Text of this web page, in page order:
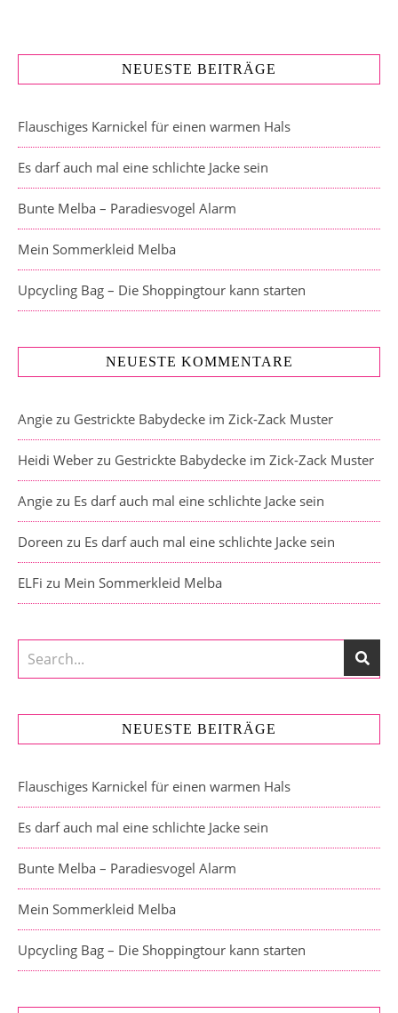
NEUESTE BEITRÄGE
Flauschiges Karnickel für einen warmen Hals
Es darf auch mal eine schlichte Jacke sein
Bunte Melba – Paradiesvogel Alarm
Mein Sommerkleid Melba
Upcycling Bag – Die Shoppingtour kann starten
NEUESTE KOMMENTARE
Angie zu Gestrickte Babydecke im Zick-Zack Muster
Heidi Weber zu Gestrickte Babydecke im Zick-Zack Muster
Angie zu Es darf auch mal eine schlichte Jacke sein
Doreen zu Es darf auch mal eine schlichte Jacke sein
ELFi zu Mein Sommerkleid Melba
NEUESTE BEITRÄGE
Flauschiges Karnickel für einen warmen Hals
Es darf auch mal eine schlichte Jacke sein
Bunte Melba – Paradiesvogel Alarm
Mein Sommerkleid Melba
Upcycling Bag – Die Shoppingtour kann starten